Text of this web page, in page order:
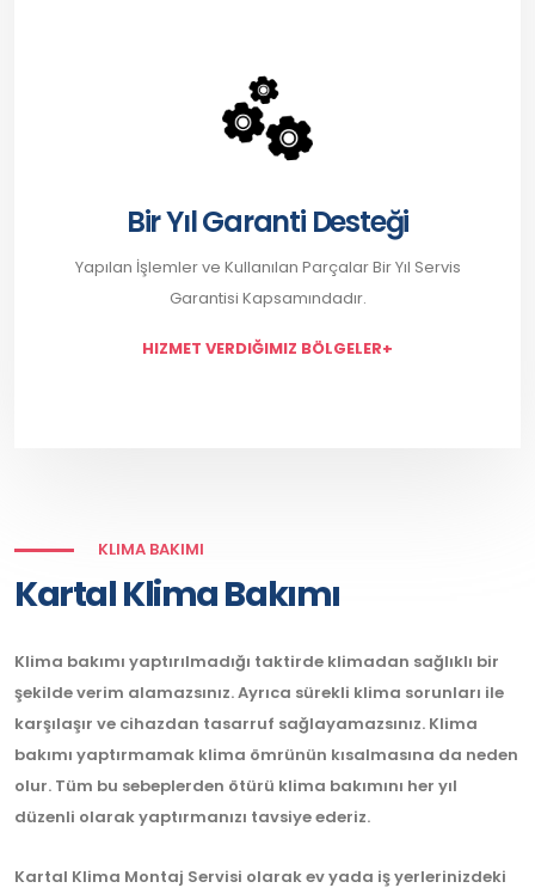
Bir Yıl Garanti Desteği
Yapılan İşlemler ve Kullanılan Parçalar Bir Yıl Servis
Garantisi Kapsamındadır.
HIZMET VERDIĞIMIZ BÖLGELER+
KLIMA BAKIMI
Kartal Klima Bakımı
Klima bakımı yaptırılmadığı taktirde klimadan sağlıklı bir
şekilde verim alamazsınız. Ayrıca sürekli klima sorunları ile
karşılaşır ve cihazdan tasarruf sağlayamazsınız. Klima
bakımı yaptırmamak klima ömrünün kısalmasına da neden
olur. Tüm bu sebeplerden ötürü klima bakımını her yıl
düzenli olarak yaptırmanızı tavsiye ederiz.
Kartal Klima Montaj Servisi olarak ev yada iş yerlerinizdeki